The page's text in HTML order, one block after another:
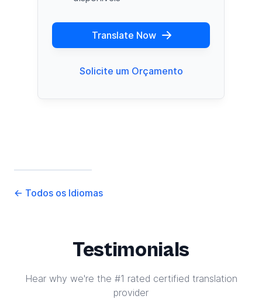
Translate Now
Solicite um Orçamento
← Todos os Idiomas
Testimonials
Hear why we're the #1 rated certified translation
provider